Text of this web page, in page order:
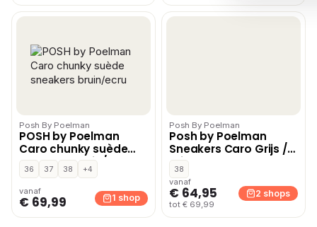
Posh By Poelman
POSH by Poelman
Caro chunky suède
sneakers bruin/ecru
36 37 38 +4
vanaf
€ 69,99 1 shop
Posh By Poelman
Posh by Poelman
Sneakers Caro Grijs /
Wit
38
vanaf
€ 64,95
tot € 69,99
2 shops